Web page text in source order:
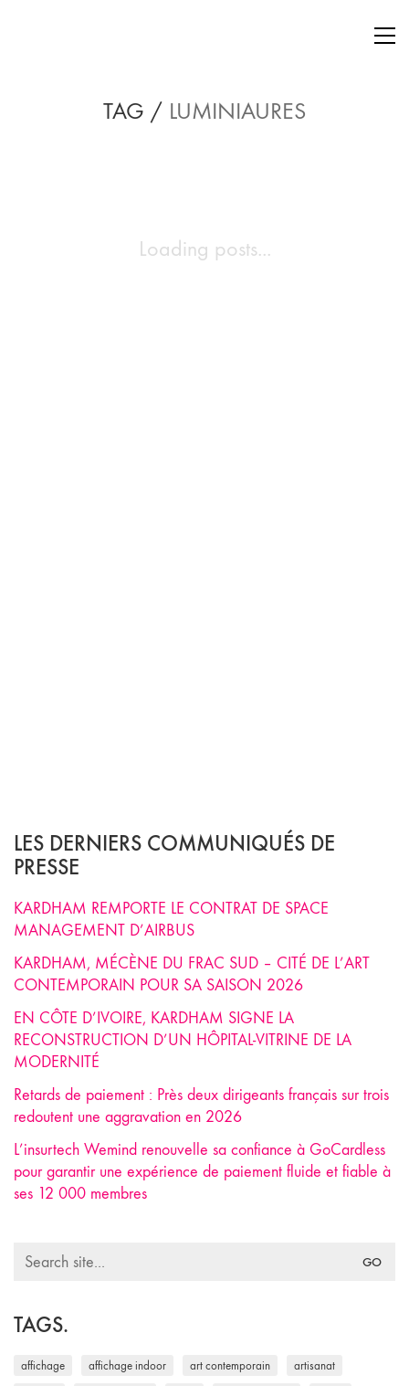
TAG / LUMINIAURES
Loading posts...
LES DERNIERS COMMUNIQUÉS DE
PRESSE
KARDHAM REMPORTE LE CONTRAT DE SPACE
MANAGEMENT D’AIRBUS
KARDHAM, MÉCÈNE DU FRAC SUD – CITÉ DE L’ART
CONTEMPORAIN POUR SA SAISON 2026
EN CÔTE D’IVOIRE, KARDHAM SIGNE LA
RECONSTRUCTION D’UN HÔPITAL-VITRINE DE LA
MODERNITÉ
Retards de paiement : Près deux dirigeants français sur trois
redoutent une aggravation en 2026
L’insurtech Wemind renouvelle sa confiance à GoCardless
pour garantir une expérience de paiement fluide et fiable à
ses 12 000 membres
Search
TAGS.
affichage affichage indoor art contemporain artisanat